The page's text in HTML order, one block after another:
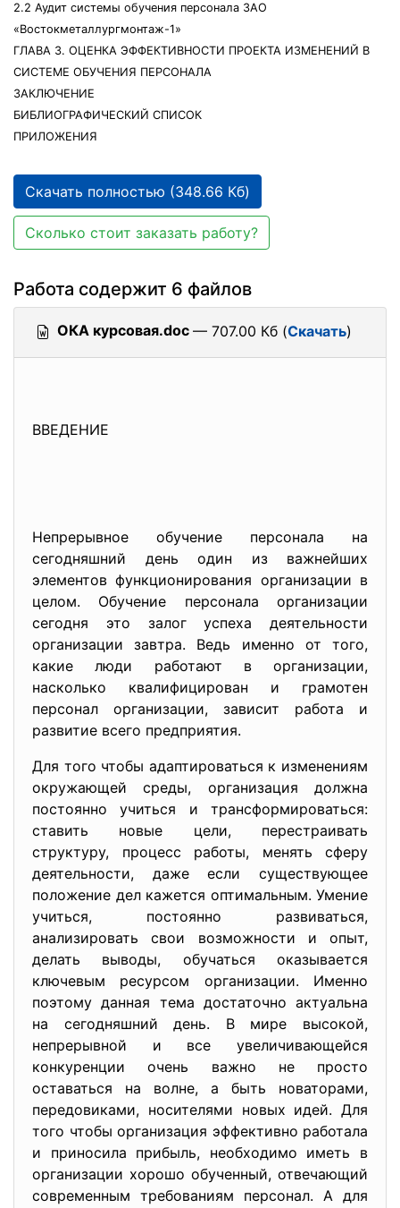
2.2 Аудит системы обучения персонала ЗАО
«Востокметаллургмонтаж-1»
ГЛАВА 3. ОЦЕНКА ЭФФЕКТИВНОСТИ ПРОЕКТА ИЗМЕНЕНИЙ В
СИСТЕМЕ ОБУЧЕНИЯ ПЕРСОНАЛА
ЗАКЛЮЧЕНИЕ
БИБЛИОГРАФИЧЕСКИЙ СПИСОК
ПРИЛОЖЕНИЯ
Скачать полностью (348.66 Кб)
Сколько стоит заказать работу?
Работа содержит 6 файлов
ОКА курсовая.doc — 707.00 Кб (Скачать)
ВВЕДЕНИЕ
Непрерывное обучение персонала на
сегодняшний день один из важнейших
элементов функционирования организации в
целом. Обучение персонала организации
сегодня это залог успеха деятельности
организации завтра. Ведь именно от того,
какие люди работают в организации,
насколько квалифицирован и грамотен
персонал организации, зависит работа и
развитие всего предприятия.
Для того чтобы адаптироваться к изменениям
окружающей среды, организация должна
постоянно учиться и трансформироваться:
ставить новые цели, перестраивать
структуру, процесс работы, менять сферу
деятельности, даже если существующее
положение дел кажется оптимальным. Умение
учиться, постоянно развиваться,
анализировать свои возможности и опыт,
делать выводы, обучаться оказывается
ключевым ресурсом организации. Именно
поэтому данная тема достаточно актуальна
на сегодняшний день. В мире высокой,
непрерывной и все увеличивающейся
конкуренции очень важно не просто
оставаться на волне, а быть новаторами,
передовиками, носителями новых идей. Для
того чтобы организация эффективно работала
и приносила прибыль, необходимо иметь в
организации хорошо обученный, отвечающий
современным требованиям персонал. А для